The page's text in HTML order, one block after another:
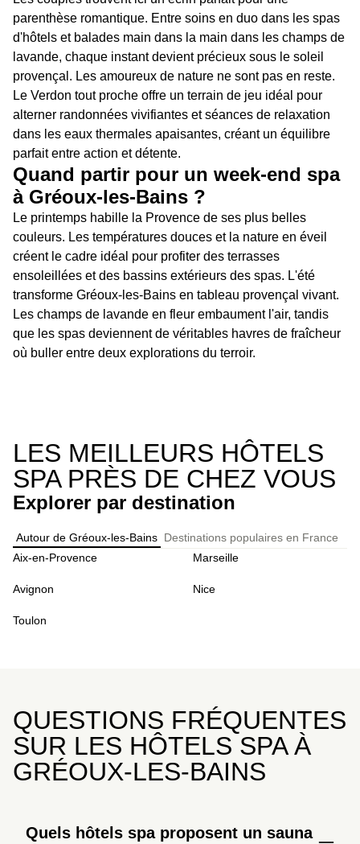
parenthèse romantique. Entre soins en duo dans les spas
d'hôtels et balades main dans la main dans les champs de
lavande, chaque instant devient précieux sous le soleil
provençal. Les amoureux de nature ne sont pas en reste.
Le Verdon tout proche offre un terrain de jeu idéal pour
alterner randonnées vivifiantes et séances de relaxation
dans les eaux thermales apaisantes, créant un équilibre
parfait entre action et détente.
Quand partir pour un week-end spa
à Gréoux-les-Bains ?
Le printemps habille la Provence de ses plus belles
couleurs. Les températures douces et la nature en éveil
créent le cadre idéal pour profiter des terrasses
ensoleillées et des bassins extérieurs des spas. L'été
transforme Gréoux-les-Bains en tableau provençal vivant.
Les champs de lavande en fleur embaument l'air, tandis
que les spas deviennent de véritables havres de fraîcheur
où buller entre deux explorations du terroir.
LES MEILLEURS HÔTELS
SPA PRÈS DE CHEZ VOUS
Explorer par destination
Autour de Gréoux-les-Bains Destinations populaires en France
Aix-en-Provence
Marseille
Avignon Nice
Toulon
QUESTIONS FRÉQUENTES
SUR LES HÔTELS SPA À
GRÉOUX-LES-BAINS
Quels hôtels spa proposent un sauna